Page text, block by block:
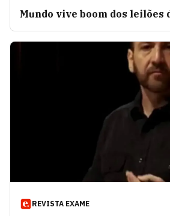
Mundo vive boom dos leilões
REVISTA EXAME